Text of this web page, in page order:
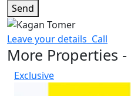
Send
Leave your details Call
Exclusive